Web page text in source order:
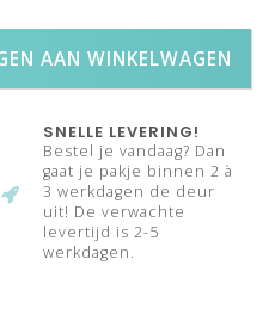
AAN WINKELWAGEN
SNELLE LEVERING!
Bestel je vandaag? Dan
gaat je pakje binnen 2 à
3 werkdagen de deur
uit! De verwachte
levertijd is 2-5
werkdagen.